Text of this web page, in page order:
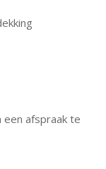
afspraak te